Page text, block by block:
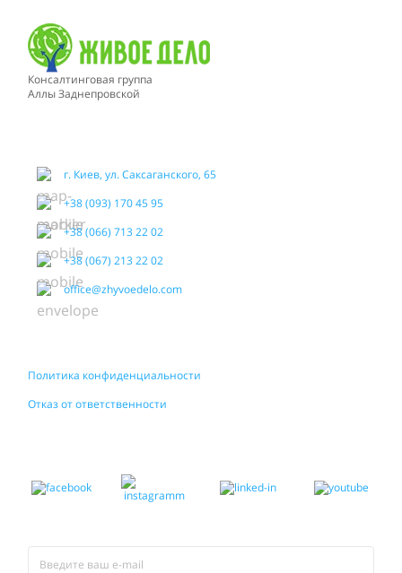
Консалтинговая группа
Аллы Заднепровской
г. Киев, ул. Саксаганского, 65
+38 (093) 170 45 95
+38 (066) 713 22 02
+38 (067) 213 22 02
office@zhyvoedelo.com
Политика конфиденциальности
Отказ от ответственности